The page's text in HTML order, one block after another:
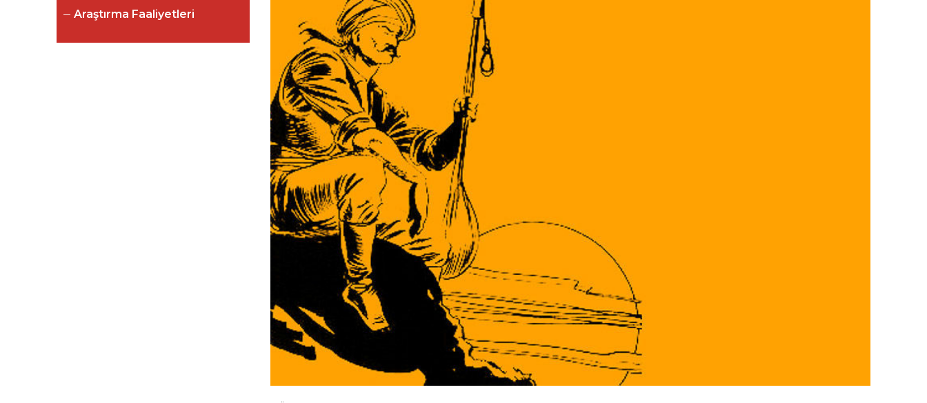
Araştırma Faaliyetleri